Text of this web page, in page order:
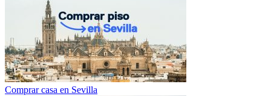
Comprar casa en Sevilla